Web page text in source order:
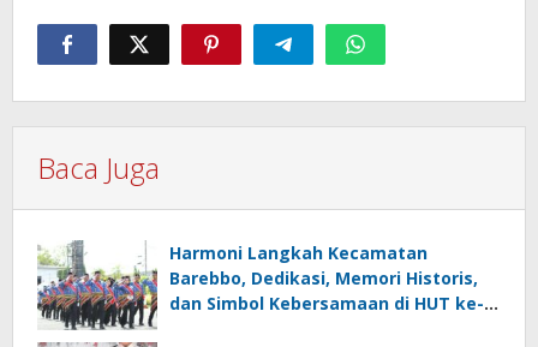
Baca Juga
Harmoni Langkah Kecamatan
Barebbo, Dedikasi, Memori Historis,
dan Simbol Kebersamaan di HUT ke-